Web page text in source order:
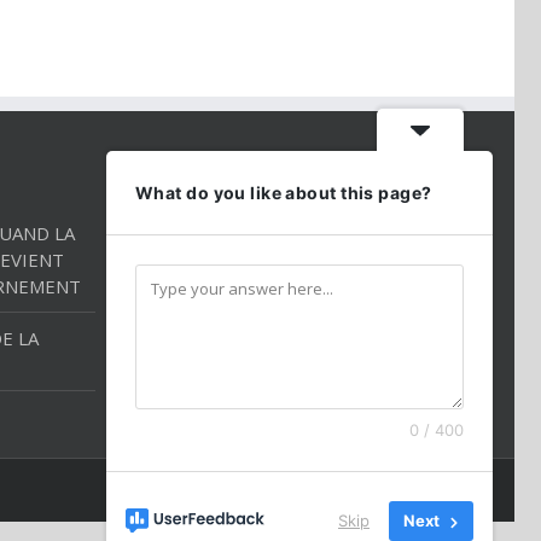
LA
LA
Téléphone:01 86 98 27 27
Mobile:054 2544520
Email:andredarmon78@gmail.com
What do you like about this page?
0 / 400
Skip Next